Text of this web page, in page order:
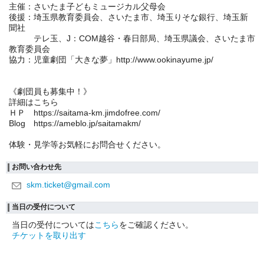
主催：さいたま子どもミュージカル父母会
後援：埼玉県教育委員会、さいたま市、埼玉りそな銀行、埼玉新
聞社
テレ玉、J：COM越谷・春日部局、埼玉県議会、さいたま市
教育委員会
協力：児童劇団「大きな夢」http://www.ookinayume.jp/
《劇団員も募集中！》
詳細はこちら
ＨＰ https://saitama-km.jimdofree.com/
Blog https://ameblo.jp/saitamakm/
体験・見学等お気軽にお問合せください。
お問い合わせ先
skm.ticket@gmail.com
当日の受付について
当日の受付についてはこちらをご確認ください。
チケットを取り出す